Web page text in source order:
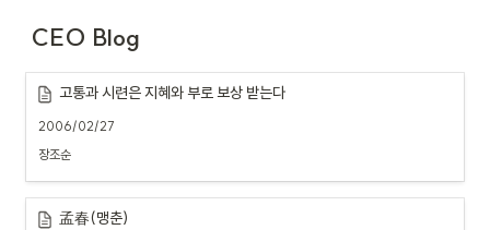
CEO Blog
고통과 시련은 지혜와 부로 보상 받는다
2006/02/27
장조순
孟春(맹춘)